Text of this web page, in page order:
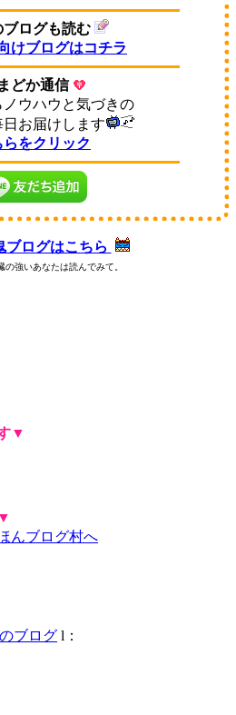
ブログも読む
けブログはコチラ
まどか通信
ノウハウと気づきの
日お届けします
らをクリック
ブログはこちら
の強いあなたは読んでみて。
▼
▼
ブログ l ：